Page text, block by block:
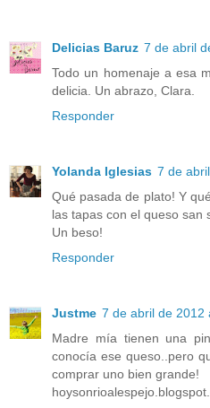
Delicias Baruz 7 de abril
Todo un homenaje a esa
delicia. Un abrazo, Clara.
Responder
Yolanda Iglesias 7 de
Qué pasada de plato! Y
las tapas con el queso san
Un beso!
Responder
Justme 7 de abril de 2012
Madre mía tienen una
conocía ese queso..pero
comprar uno bien grande!